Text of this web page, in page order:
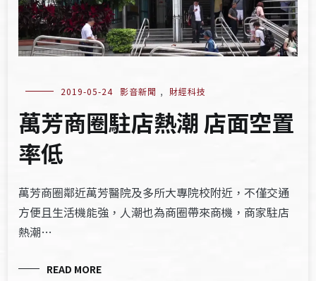
2019-05-24 影音新聞 , 財經科技
萬芳商圈駐店熱潮 店面空置
率低
萬芳商圈鄰近萬芳醫院及多所大專院校附近，不僅交通
方便且生活機能強，人潮也為商圈帶來商機，商家駐店
熱潮…
READ MORE